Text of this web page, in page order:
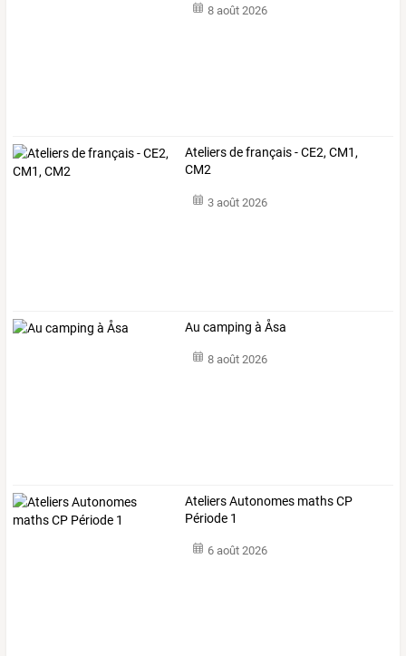
8 août 2026
Ateliers de français - CE2, CM1,
CM2
3 août 2026
Au camping à Åsa
8 août 2026
Ateliers Autonomes maths CP
Période 1
6 août 2026